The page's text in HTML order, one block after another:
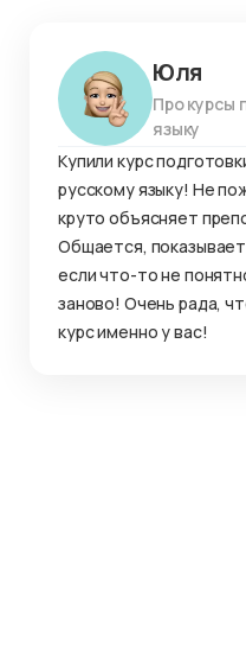
Юля
Про курсы
языку
Купили курс
русскому языку! Не
круто объясняет
Общается,
если что-то не
заново! Очень рада,
курс именно у вас!